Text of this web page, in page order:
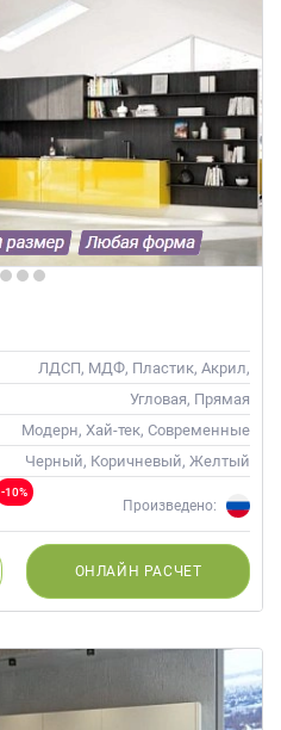
ЛДСП, МДФ, Пластик, Акрил,
Alvic / УФ лак, Эмаль, Шпон,
Глянцевые
Угловая, Прямая
Модерн, Хай-тек, Современные
Черный, Коричневый, Желтый
-10%
Произведено:
ОНЛАЙН РАСЧЕТ